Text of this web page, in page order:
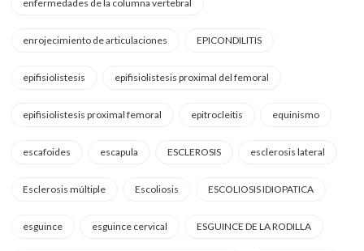
enfermedades de la columna vertebral
enrojecimiento de articulaciones EPICONDILITIS
epifisiolistesis epifisiolistesis proximal del femoral
epifisiolistesis proximal femoral epitrocleitis equinismo
escafoides escapula ESCLEROSIS esclerosis lateral
Esclerosis múltiple Escoliosis ESCOLIOSIS IDIOPATICA
esguince esguince cervical ESGUINCE DE LA RODILLA